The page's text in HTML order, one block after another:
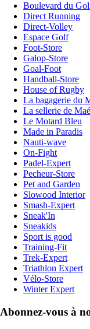
Boulevard du
Direct Running
Direct-Volley
Espace Golf
Foot-Store
Galop-Store
Goal-Foot
Handball-Store
House of Rugby
La bagagerie du
La sellerie de Maé
Le Motard Bleu
Made in Paradis
Nauti-wave
On-Fight
Padel-Expert
Pecheur-Store
Pet and Garden
Slowood Interior
Smash-Expert
Sneak'In
Sneakids
Sport is good
Training-Fit
Trek-Expert
Triathlon Expert
Vélo-Store
Winter Expert
Abonnez-vous à